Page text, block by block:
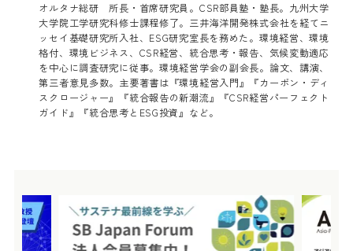
オルタナ総研 所長・首席研究員。CSR部員塾・塾長。九州大学
大学院工学研究科修士課程修了。三井海洋開発株式会社を経てニ
ッセイ基礎研究所入社、ESG研究室長を務めた。環境経営、環境
格付、環境ビジネス、CSR経営、統合思考・報告、気候変動適応
を中心に調査研究に従事。環境経営学会の副会長。論文、講演、
第三者意見多数。主要著書は『環境経営入門』『カーボン・ディ
スクロージャー』『統合報告の新潮流』『CSR経営パーフェクト
ガイド』『統合思考とESG投資』など。